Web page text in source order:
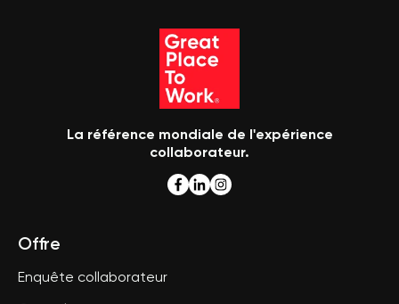
La référence mondiale de l'expérience
collaborateur.
Offre
Enquête collaborateur